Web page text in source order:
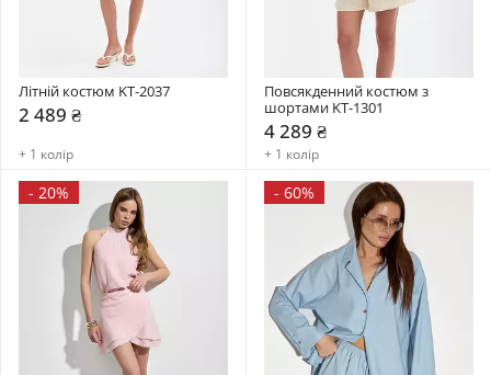
Літній костюм KT-2037
2 489 ₴
+ 1 колір
Повсякденний костюм з
шортами KT-1301
4 289 ₴
+ 1 колір
- 20% - 60%